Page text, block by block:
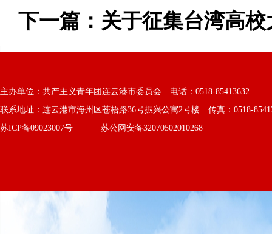
下一篇： 关于征集台湾高
主办单位：共产主义青年团连云港市委员会 电话：0518-85413632
联系地址：连云港市海州区苍梧路36号振兴公寓2号楼 传真：0518-
苏ICP备09023007号
苏公网安备32070502010268